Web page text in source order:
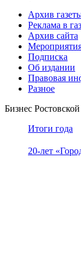
Архив
Реклама в
Архив сайта
Подписка
Об издании
Правовая
Разное
Бизнес
Итоги года
20-лет